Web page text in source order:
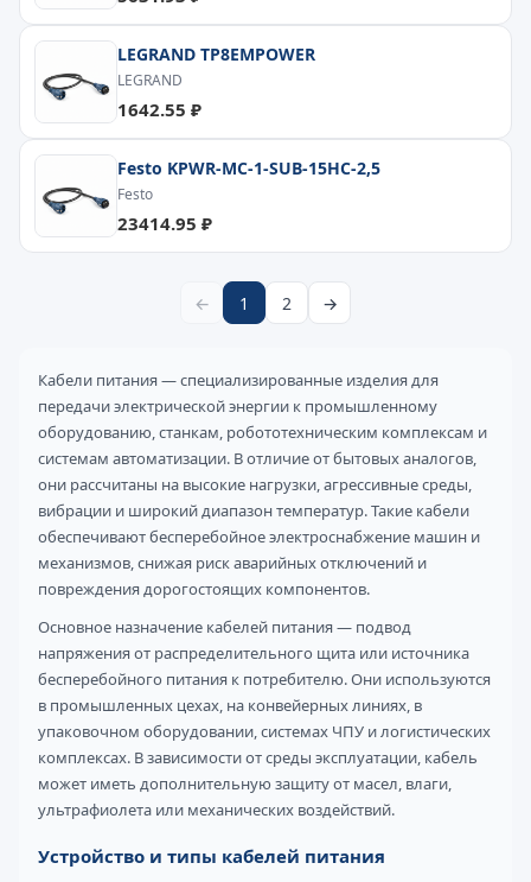
LEGRAND TP8EMPOWER
LEGRAND
1642.55 ₽
Festo KPWR-MC-1-SUB-15HC-2,5
Festo
23414.95 ₽
← 1 2 →
Кабели питания — специализированные изделия для
передачи электрической энергии к промышленному
оборудованию, станкам, робототехническим комплексам и
системам автоматизации. В отличие от бытовых аналогов,
они рассчитаны на высокие нагрузки, агрессивные среды,
вибрации и широкий диапазон температур. Такие кабели
обеспечивают бесперебойное электроснабжение машин и
механизмов, снижая риск аварийных отключений и
повреждения дорогостоящих компонентов.
Основное назначение кабелей питания — подвод
напряжения от распределительного щита или источника
бесперебойного питания к потребителю. Они используются
в промышленных цехах, на конвейерных линиях, в
упаковочном оборудовании, системах ЧПУ и логистических
комплексах. В зависимости от среды эксплуатации, кабель
может иметь дополнительную защиту от масел, влаги,
ультрафиолета или механических воздействий.
Устройство и типы кабелей питания